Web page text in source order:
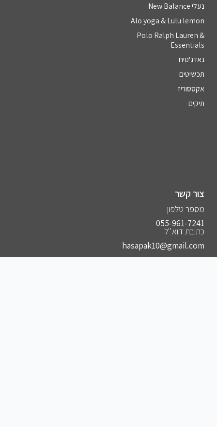
נעלי New Balance
Alo yoga & Lulu lemon
Polo Ralph Lauren &
Essentials
גאדג'טים
תכשיטים
אקססוריז
תיקים
צור קשר
מספר טלפון
055-961-7241⁩
כתובת דוא''ל
hasapak10@gmail.com